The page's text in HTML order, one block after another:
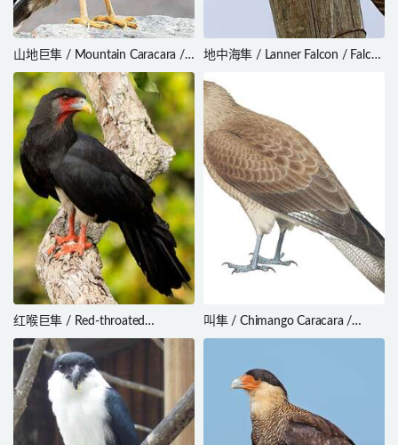
山地巨隼 / Mountain Caracara /
Phalcoboenus megalopterus
地中海隼 / Lanner Falcon / Falco
红喉巨隼 / Red-throated
Caracara / Ibycter americanus
叫隼 / Chimango Caracara /
Milvago chimango